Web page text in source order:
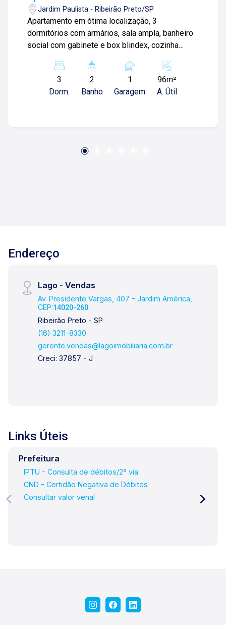
Jardim Paulista - Ribeirão Preto/SP
Apartamento em ótima localização, 3
dormitórios com armários, sala ampla, banheiro
social com gabinete e box blindex, cozinha
vaga de garagem. Mais informações ou agendar
visita -(1 6) 9 9 7 3 3 - 0 3 5 0 / (1 6) 9 8 8 6 1 -
6 1 1 0 / ( 1 6 ) 9 9 7 0 4 - 5 0 9 0
3
Dorm.
2
Banho
1
Garagem
96m²
A. Útil
Endereço
Lago - Vendas
Av. Presidente Vargas, 407 - Jardim América,
CEP:14020-260
Ribeirão Preto - SP
(16) 3211-8330
gerente.vendas@lagoimobiliaria.com.br
Creci: 37857 - J
Links Úteis
Prefeitura
IPTU - Consulta de débitos/2ª via
CND - Certidão Negativa de Débitos
Consultar valor venal